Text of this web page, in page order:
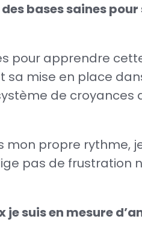
bases saines pour
pour apprendre
sa mise en place
de
mon propre rythme,
pas de frustration
suis en mesure